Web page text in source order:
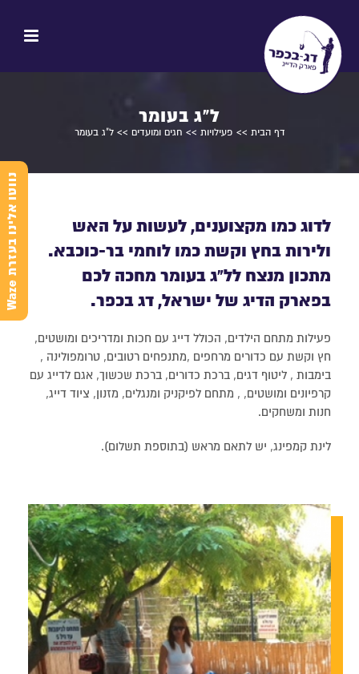
ל"ג בעומר
דף הבית >> פעילויות >> חגים ומועדים >> ל"ג בעומר
לדוג כמו מקצוענים, לעשות על האש
ולירות בחץ וקשת כמו לוחמי בר-כוכבא.
מתכון מנצח לל"ג בעומר מחכה לכם
בפארק הדיג של ישראל, דג בכפר.
פעילות מתחם הילדים, הכולל דייג עם חכות ומדריכים ומושטים,
חץ וקשת עם כדורים מרחפים ,מתנפחים רטובים, טרומפולינה ,
בימבות , ליטוף דגים, ברכת כדורים, ברכת שכשוך, אגם לדייג עם
קרפיונים ומושטים, , מתחם לפיקניק ומנגלים, מזנון, ציוד דייג,
חנות ומשחקים.
לינת קמפינג, יש לתאם מראש (בתוספת תשלום).
נ
ו
ו
ט
ו
א
ל
י
נ
ו
ב
ע
ז
ר
ת
W
a
z
e